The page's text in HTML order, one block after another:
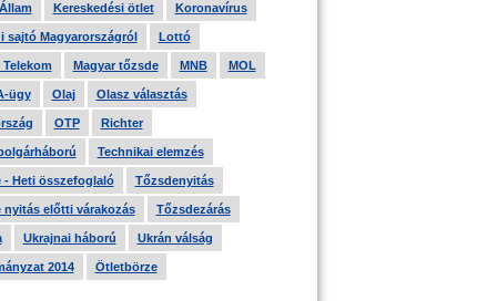
Kereskedési ötlet Koronavírus
sajtó Magyarországról Lottó
Telekom Magyar tőzsde MNB MOL
ügy Olaj Olasz választás
OTP Richter
Technikai elemzés
- Heti összefoglaló Tőzsdenyitás
nyitás előtti várakozás Tőzsdezárás
Ukrajnai háború Ukrán válság
2014 Ötletbörze